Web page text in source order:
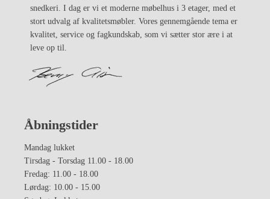
snedkeri. I dag er vi et moderne møbelhus i 3 etager, med et
stort udvalg af kvalitetsmøbler. Vores gennemgående tema er
kvalitet, service og fagkundskab, som vi sætter stor ære i at
leve op til.
Åbningstider
Mandag lukket
Tirsdag - Torsdag 11.00 - 18.00
Fredag: 11.00 - 18.00
Lørdag: 10.00 - 15.00